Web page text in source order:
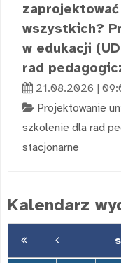
wszystkich?
w edukacji
rad
21.08.2026 |
Projektowanie
szkolenie dla rad
stacjonarne
Kalendarz